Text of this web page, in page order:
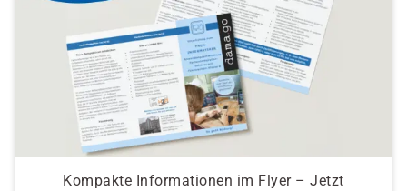
Kompakte Informationen im Flyer – Jetzt